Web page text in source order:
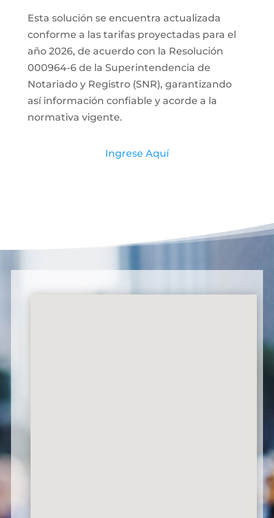
Esta solución se encuentra actualizada
conforme a las tarifas proyectadas para el
año 2026, de acuerdo con la Resolución
000964-6 de la Superintendencia de
Notariado y Registro (SNR), garantizando
así información confiable y acorde a la
normativa vigente.
Ingrese Aquí